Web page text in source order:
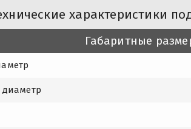
характеристики
Габаритные